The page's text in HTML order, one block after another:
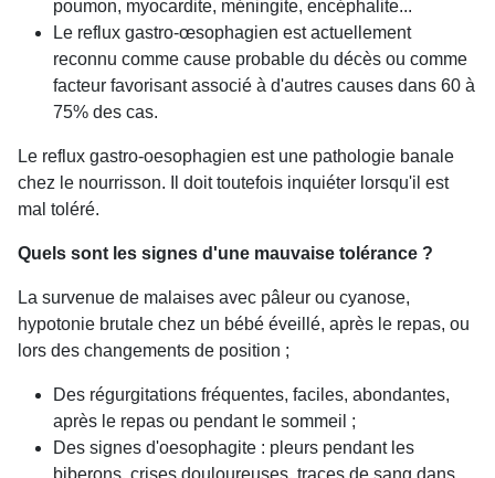
poumon, myocardite, méningite, encéphalite...
Le reflux gastro-œsophagien est actuellement
reconnu comme cause probable du décès ou comme
facteur favorisant associé à d'autres causes dans 60 à
75% des cas.
Le reflux gastro-oesophagien est une pathologie banale
chez le nourrisson. Il doit toutefois inquiéter lorsqu'il est
mal toléré.
Quels sont les signes d'une mauvaise tolérance ?
La survenue de malaises avec pâleur ou cyanose,
hypotonie brutale chez un bébé éveillé, après le repas, ou
lors des changements de position ;
Des régurgitations fréquentes, faciles, abondantes,
après le repas ou pendant le sommeil ;
Des signes d'oesophagite : pleurs pendant les
biberons, crises douloureuses, traces de sang dans